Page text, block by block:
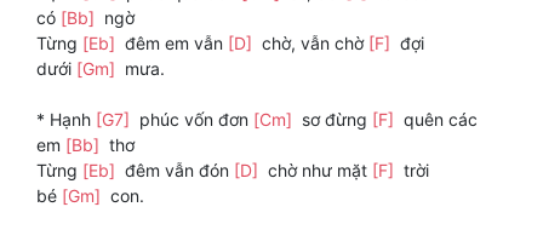
có [Bb] ngờ
Từng [Eb] đêm em vẫn [D] chờ, vẫn chờ [F] đợi
dưới [Gm] mưa.
* Hạnh [G7] phúc vốn đơn [Cm] sơ đừng [F] quên các
em [Bb] thơ
Từng [Eb] đêm vẫn đón [D] chờ như mặt [F] trời
bé [Gm] con.